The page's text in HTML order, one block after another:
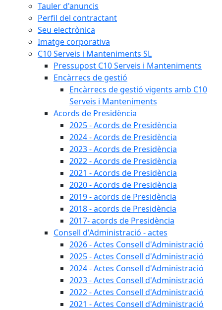
Tauler d'anuncis
Perfil del contractant
Seu electrònica
Imatge corporativa
C10 Serveis i Manteniments SL
Pressupost C10 Serveis i Manteniments
Encàrrecs de gestió
Encàrrecs de gestió vigents amb C10
Serveis i Manteniments
Acords de Presidència
2025 - Acords de Presidència
2024 - Acords de Presidència
2023 - Acords de Presidència
2022 - Acords de Presidència
2021 - Acords de Presidència
2020 - Acords de Presidència
2019 - acords de Presidència
2018 - acords de Presidència
2017- acords de Presidència
Consell d'Administració - actes
2026 - Actes Consell d'Administració
2025 - Actes Consell d'Administració
2024 - Actes Consell d'Administració
2023 - Actes Consell d'Administració
2022 - Actes Consell d'Administració
2021 - Actes Consell d'Administració